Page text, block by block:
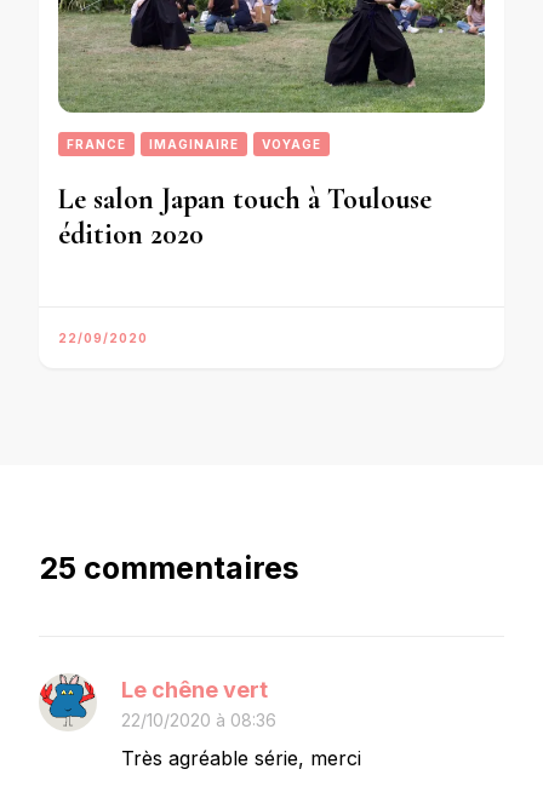
FRANCE IMAGINAIRE VOYAGE
Le salon Japan touch à Toulouse
édition 2020
22/09/2020
25 commentaires
Le chêne vert
22/10/2020 à 08:36
Très agréable série, merci